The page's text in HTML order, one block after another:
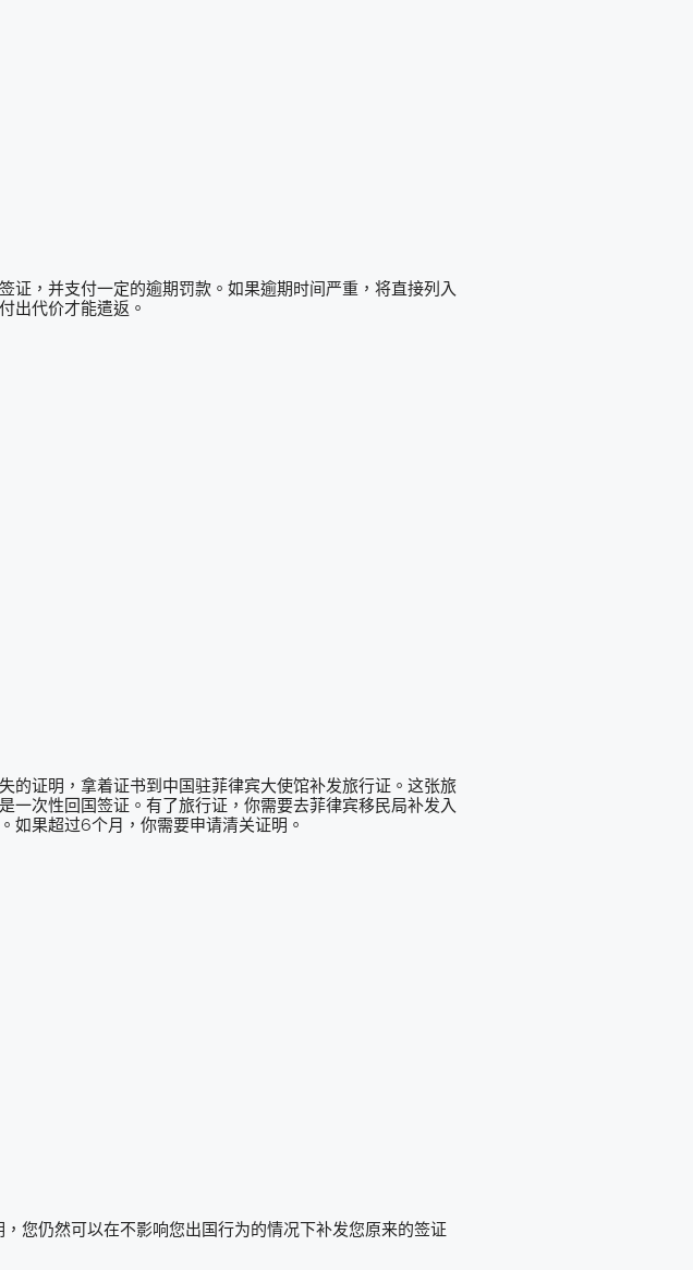
证，并支付一定的逾期罚款。如果逾期时间严重，将直接列入
出代价才能遣返。
的证明，拿着证书到中国驻菲律宾大使馆补发旅行证。这张旅
一次性回国签证。有了旅行证，你需要去菲律宾移民局补发入
如果超过6个月，你需要申请清关证明。
您仍然可以在不影响您出国行为的情况下补发您原来的签证